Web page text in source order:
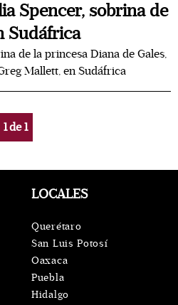
Spencer, sobrina de
Sudáfrica
de la princesa Diana de Gales,
Mallett, en Sudáfrica
1de1
LOCALES
Querétaro
San Luis Potosí
Oaxaca
Puebla
Hidalgo